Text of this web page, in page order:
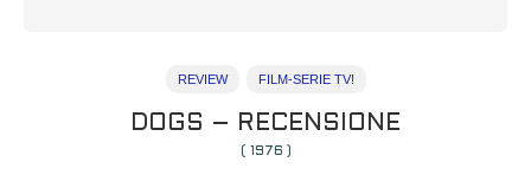
REVIEW FILM-SERIE TV!
DOGS – RECENSIONE
( 1976 )